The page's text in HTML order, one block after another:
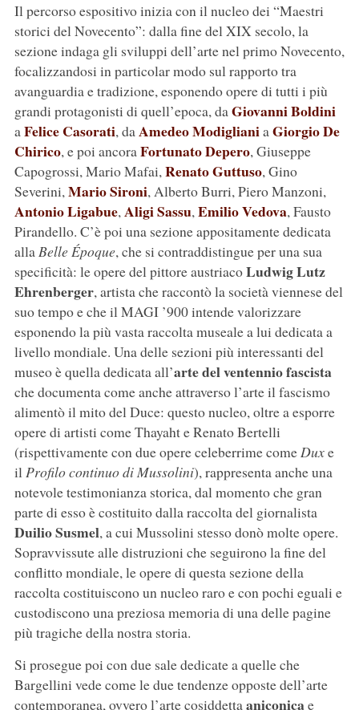
Il percorso espositivo inizia con il nucleo dei “Maestri
storici del Novecento”: dalla fine del XIX secolo, la
sezione indaga gli sviluppi dell’arte nel primo Novecento,
focalizzandosi in particolar modo sul rapporto tra
avanguardia e tradizione, esponendo opere di tutti i più
grandi protagonisti di quell’epoca, daGiovanni Boldini
aFelice Casorati, daAmedeo ModiglianiaGiorgio De
Chirico, e poi ancoraFortunato Depero, Giuseppe
Capogrossi, Mario Mafai,Renato Guttuso, Gino
Severini,Mario Sironi, Alberto Burri, Piero Manzoni,
Antonio Ligabue,Aligi Sassu,Emilio Vedova, Fausto
Pirandello. C’è poi una sezione appositamente dedicata
allaBelle Époque, che si contraddistingue per una sua
specificità: le opere del pittore austriacoLudwig Lutz
Ehrenberger, artista che raccontò la società viennese del
suo tempo e che il MAGI ’900 intende valorizzare
esponendo la più vasta raccolta museale a lui dedicata a
livello mondiale. Una delle sezioni più interessanti del
museo è quella dedicata all’arte del ventennio fascista
che documenta come anche attraverso l’arte il fascismo
alimentò il mito del Duce: questo nucleo, oltre a esporre
opere di artisti come Thayaht e Renato Bertelli
(rispettivamente con due opere celeberrime comeDuxe
ilProfilo continuo di Mussolini), rappresenta anche una
notevole testimonianza storica, dal momento che gran
parte di esso è costituito dalla raccolta del giornalista
Duilio Susmel, a cui Mussolini stesso donò molte opere.
Sopravvissute alle distruzioni che seguirono la fine del
conflitto mondiale, le opere di questa sezione della
raccolta costituiscono un nucleo raro e con pochi eguali e
custodiscono una preziosa memoria di una delle pagine
più tragiche della nostra storia.
Si prosegue poi con due sale dedicate a quelle che
Bargellini vede come le due tendenze opposte dell’arte
contemporanea, ovvero l’arte cosiddettaaniconicae